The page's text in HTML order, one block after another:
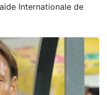
Internationale de